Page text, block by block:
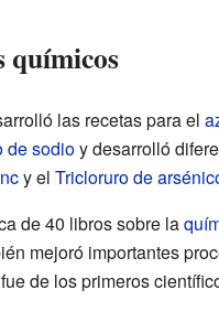
químicos
las recetas para el
de sodioy desarrolló
y el Tricloruro de
de 40 libros sobre la
mejoró importantes
de los primeros